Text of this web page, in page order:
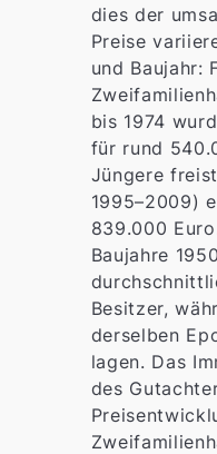
dies der
Preise
und Baujahr:
bis 1974
für rund
Jüngere
1995–2009)
839.000
Baujahre
Besitzer,
derselben
lagen. Das
des